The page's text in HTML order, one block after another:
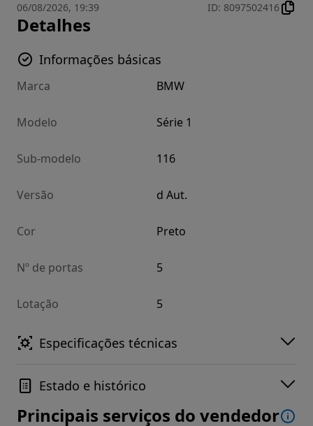
06/08/2026, 19:39 ID: 8097502416
Detalhes
Informações básicas
Marca BMW
Modelo Série 1
Sub-modelo 116
Versão d Aut.
Cor Preto
Nº de portas 5
Lotação 5
Especificações técnicas
Estado e histórico
Principais serviços do vendedor